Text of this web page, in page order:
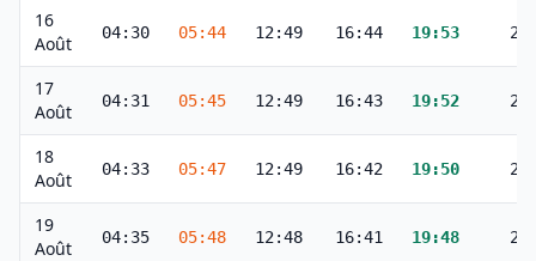
16
Août
04:30 05:44 12:49 16:44 19:53
17
Août
04:31 05:45 12:49 16:43 19:52
18
Août
04:33 05:47 12:49 16:42 19:50
19
Août
04:35 05:48 12:48 16:41 19:48